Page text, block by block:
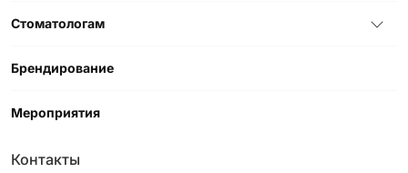
Стоматологам
Брендирование
Мероприятия
Контакты